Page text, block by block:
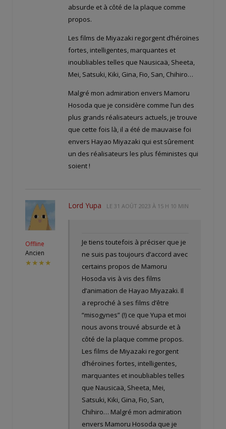
absurde et à côté de la plaque comme
propos.
Les films de Miyazaki regorgent d’héroïnes
fortes, intelligentes, marquantes et
inoubliables telles que Nausicaä, Sheeta,
Mei, Satsuki, Kiki, Gina, Fio, San, Chihiro…
Malgré mon admiration envers Mamoru
Hosoda que je considère comme l’un des
plus grands réalisateurs actuels, je trouve
que cette fois là, il a été de mauvaise foi
envers Hayao Miyazaki qui est sûrement
un des réalisateurs les plus féministes qui
soient !
Offline
Ancien
★★★★
Lord Yupa LE 31 AOÛT 2023 À 15 H 10 MIN
Je tiens toutefois à préciser que je
ne suis pas toujours d’accord avec
certains propos de Mamoru
Hosoda vis à vis des films
d’animation de Hayao Miyazaki. Il
a reproché à ses films d’être
“misogynes” (!) ce que Yupa et moi
nous avons trouvé absurde et à
côté de la plaque comme propos.
Les films de Miyazaki regorgent
d’héroïnes fortes, intelligentes,
marquantes et inoubliables telles
que Nausicaä, Sheeta, Mei,
Satsuki, Kiki, Gina, Fio, San,
Chihiro… Malgré mon admiration
envers Mamoru Hosoda que je